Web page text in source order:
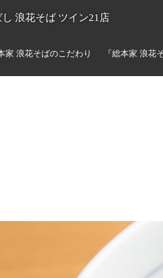
し 浪花そば ツイン21店
家 浪花そばのこだわり 『総本家 浪花